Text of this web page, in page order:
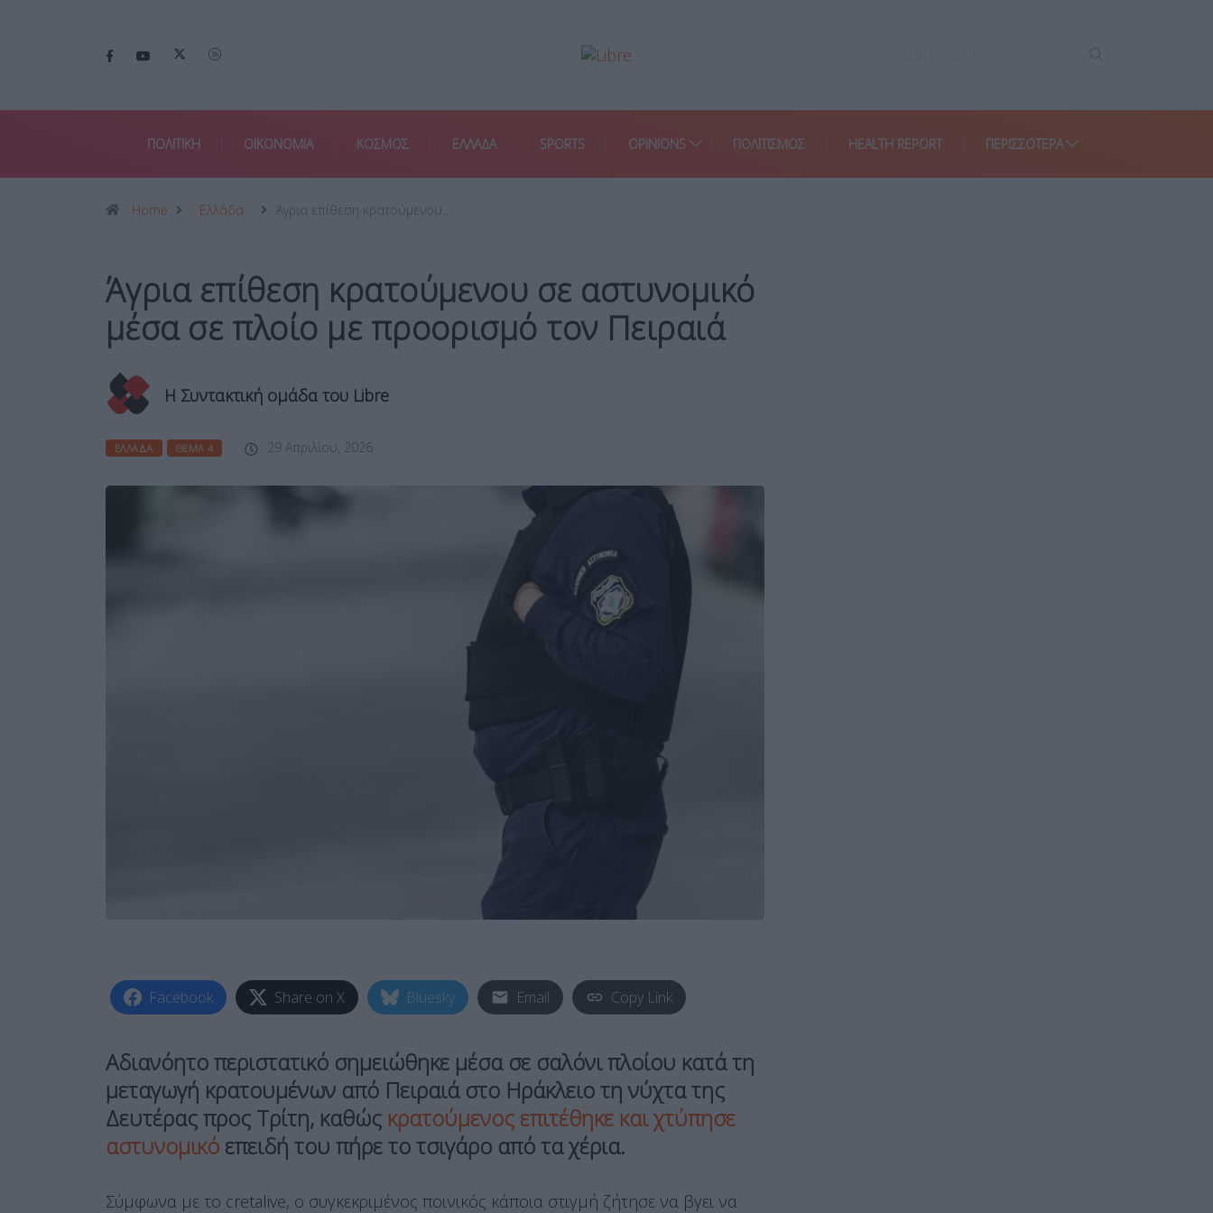
ΠΟΛΙΤΙΚΗ ΟΙΚΟΝΟΜΙΑ ΚΟΣΜΟΣ ΕΛΛΑΔΑ SPORTS OPINIONS ΠΟΛΙΤΙΣΜΟΣ HEALTH REPORT ΠΕΡΙΣΣΌΤΕΡΑ
Home Ελλάδα Άγρια επίθεση κρατούμενου…
Άγρια επίθεση κρατούμενου σε αστυνομικό
μέσα σε πλοίο με προορισμό τον Πειραιά
Η Συντακτική ομάδα του Libre
ΕΛΛΆΔΑ ΘΈΜΑ 4 29 Απριλίου, 2026
Facebook Share on X Bluesky Email Copy Link
Αδιανόητο περιστατικό σημειώθηκε μέσα σε σαλόνι πλοίου κατά τη
μεταγωγή κρατουμένων από Πειραιά στο Ηράκλειο τη νύχτα της
Δευτέρας προς Τρίτη, καθώς κρατούμενος επιτέθηκε και χτύπησε
αστυνομικό επειδή του πήρε το τσιγάρο από τα χέρια.
Σύμφωνα με το cretalive, ο συγκεκριμένος ποινικός κάποια στιγμή ζήτησε να βγει να